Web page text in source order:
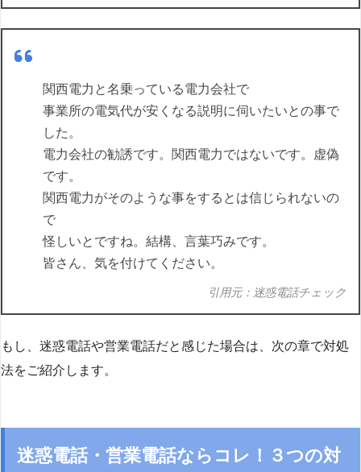
関西電力と名乗っている電力会社で
事業所の電気代が安くなる説明に伺いたいとの事で
した。
電力会社の勧誘です。関西電力ではないです。虚偽
です。
関西電力がそのような事をするとは信じられないの
で
怪しいとですね。結構、言葉巧みです。
皆さん、気を付けてください。
引用元：迷惑電話チェック
もし、迷惑電話や営業電話だと感じた場合は、次の章で対処
法をご紹介します。
迷惑電話・営業電話ならコレ！３つの対